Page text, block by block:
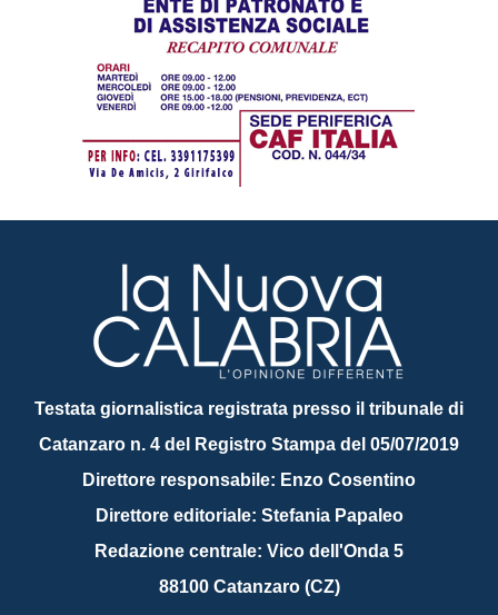
Testata giornalistica registrata presso il tribunale di
Catanzaro n. 4 del Registro Stampa del 05/07/2019
Direttore responsabile: Enzo Cosentino
Direttore editoriale: Stefania Papaleo
Redazione centrale: Vico dell'Onda 5
88100 Catanzaro (CZ)